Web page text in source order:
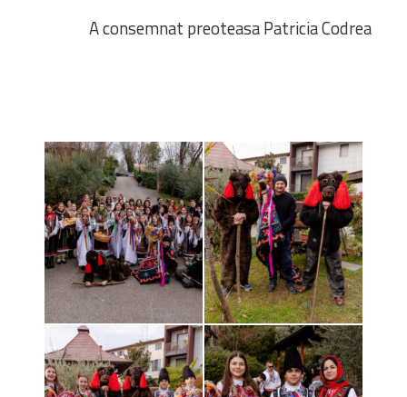
A consemnat preoteasa Patricia Codrea